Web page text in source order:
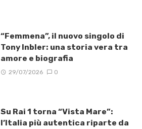
“Femmena”, il nuovo singolo di
Tony Inbler: una storia vera tra
amore e biografia
29/07/2026 0
Su Rai 1 torna “Vista Mare”:
l’Italia più autentica riparte da